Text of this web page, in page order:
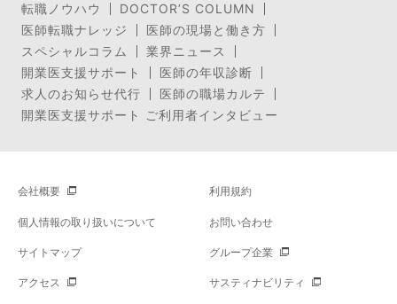
転職ノウハウ
DOCTOR’S COLUMN
医師転職ナレッジ
医師の現場と働き方
スペシャルコラム
業界ニュース
開業医支援サポート
医師の年収診断
求人のお知らせ代行
医師の職場カルテ
開業医支援サポート ご利用者インタビュー
会社概要 利用規約
個人情報の取り扱いについて お問い合わせ
サイトマップ グループ企業
アクセス サスティナビリティ